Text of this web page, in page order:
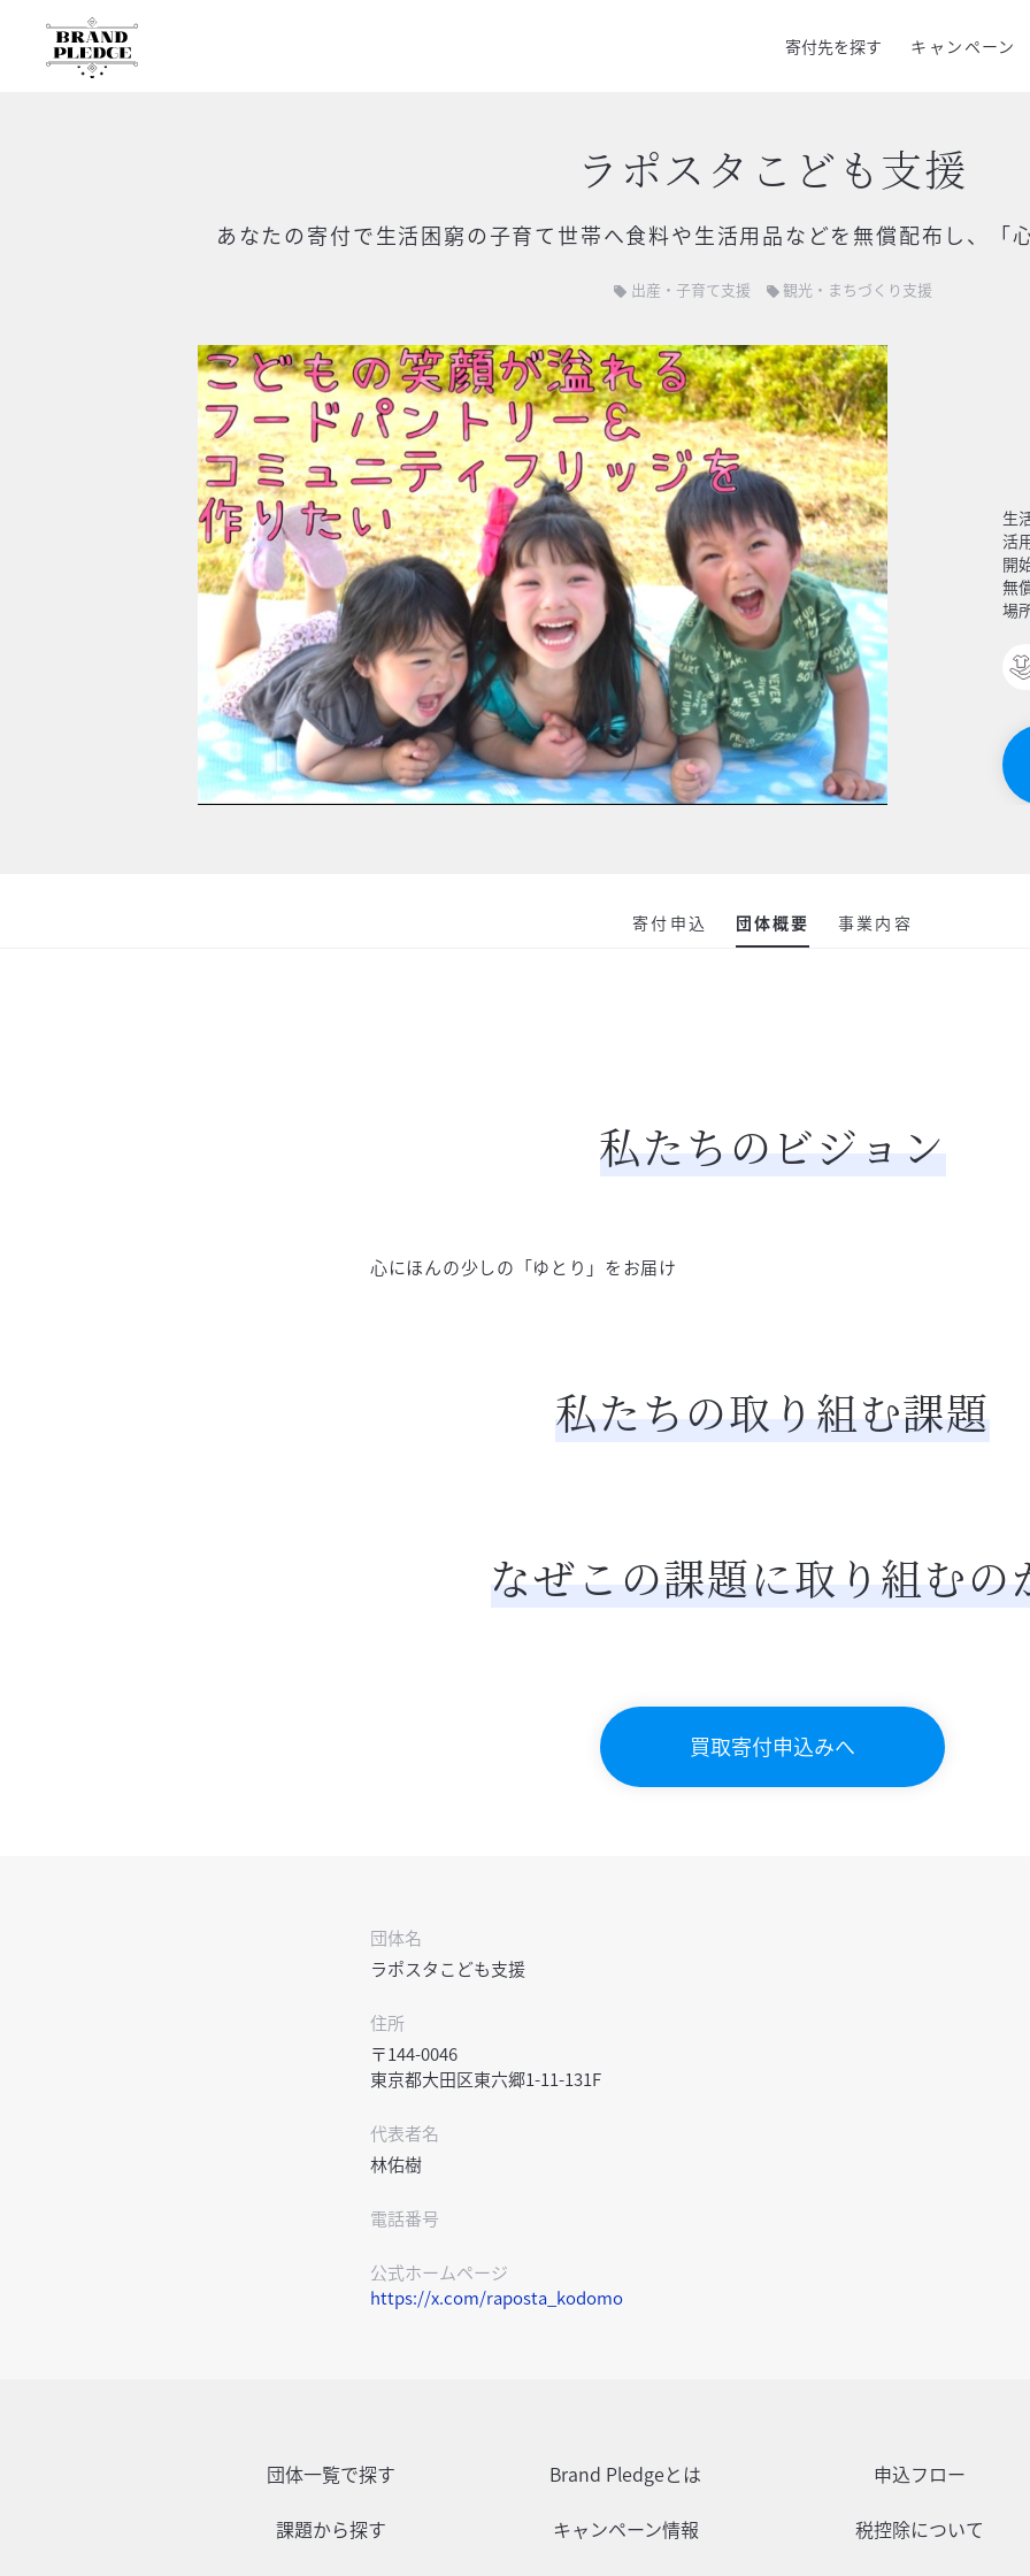
寄付先を探す キャンペーン
ラポスタこども支援
あなたの寄付で生活困窮の子育て世帯へ食料や生活用品などを無償配布し、「
local_offer 出産・子育て支援 local_offer 観光・まちづくり支援
生
活
開
無
場
寄付申込 団体概要 事業内容
私たちのビジョン
心にほんの少しの「ゆとり」をお届け
私たちの取り組む課題
なぜこの課題に取り組むの
買取寄付申込みへ
団体名
ラポスタこども支援
住所
〒144-0046
東京都大田区東六郷1-11-131F
代表者名
林佑樹
電話番号
公式ホームページ
https://x.com/raposta_kodomo
団体一覧で探す Brand Pledgeとは
申込フロー
課題から探す
キャンペーン情報
税控除について